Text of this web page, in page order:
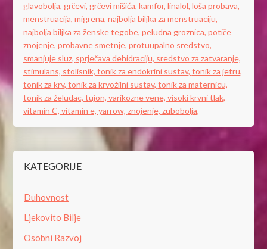
glavobolja, grčevi, grčevi mišića, kamfor, linalol, loša probava,
menstruacija, migrena, najbolja biljka za menstruaciju,
najbolja biljka za ženske tegobe, peludna groznica, potiče
znojenje, probavne smetnje, protuupalno sredstvo,
smanjuje sluz, sprječava dehidraciju, sredstvo za zatvaranje,
stimulans, stolisnik, tonik za endokrini sustav, tonik za jetru,
tonik za krv, tonik za krvožilni sustav, tonik za maternicu,
tonik za želudac, tujon, varikozne vene, visoki krvni tlak,
vitamin C, vitamin e, yarrow, znojenje, zubobolja,
KATEGORIJE
Duhovnost
Ljekovito Bilje
Osobni Razvoj